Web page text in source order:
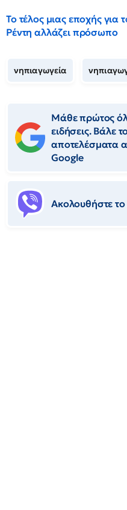
Το τέλος μιας εποχής για
Ρέντη αλλάζει πρόσωπο
νηπιαγωγεία
Μάθε πρώτος
ειδήσεις. Βάλε
αποτελέσματα
Google
Ακολουθήστε